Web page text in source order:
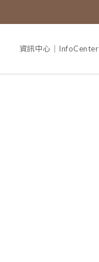
資訊中心｜InfoCenter